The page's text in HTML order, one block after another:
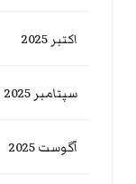
اکتبر 2025
سپتامبر 2025
آگوست 2025